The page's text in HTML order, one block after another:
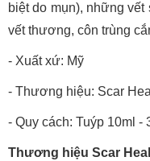
biệt do mụn), những
vết thương, côn trùng
- Xuất xứ: Mỹ
- Thương hiệu: Scar Heal
- Quy cách: Tuýp 10ml -
Thương hiệu Scar